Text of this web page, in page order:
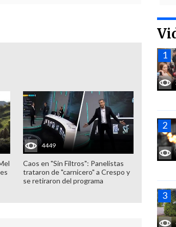
4449
Caos en "Sin Filtros": Panelistas
trataron de "carnicero" a Crespo y
se retiraron del programa